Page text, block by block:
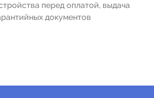
перед оплатой, выдача
документов